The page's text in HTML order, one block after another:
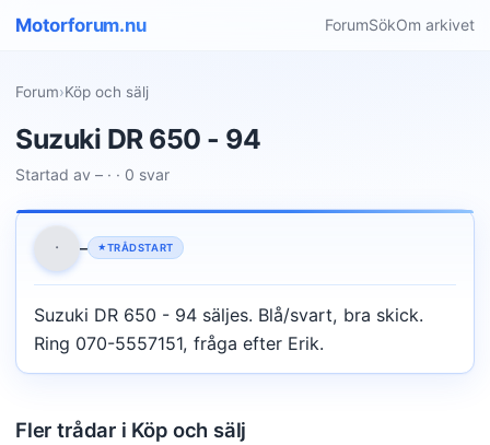
Motorforum.nu ForumSökOm arkivet
Forum›Köp och sälj
Suzuki DR 650 - 94
Startad av – · · 0 svar
· – TRÅDSTART
Suzuki DR 650 - 94 säljes. Blå/svart, bra skick.
Ring 070-5557151, fråga efter Erik.
Fler trådar i Köp och sälj